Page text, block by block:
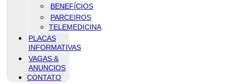
BENEFÍCIOS
PARCEIROS
TELEMEDICINA
PLACAS
INFORMATIVAS
VAGAS &
ANUNCIOS
CONTATO